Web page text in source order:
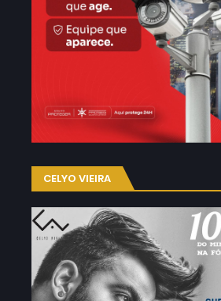
CELYO VIEIRA